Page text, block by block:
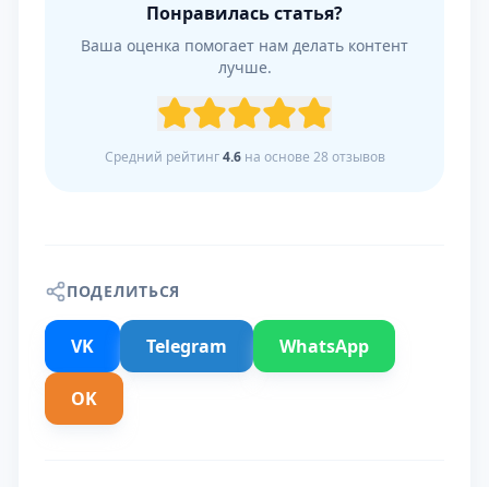
Понравилась статья?
Ваша оценка помогает нам делать контент
лучше.
Средний рейтинг4.6на основе 28 отзывов
ПОДЕЛИТЬСЯ
VK Telegram WhatsApp
OK